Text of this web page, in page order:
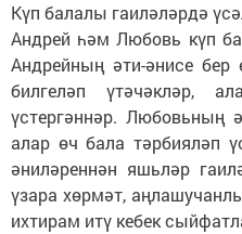
Күп балалы гаиләләрдә
Андрей һәм Любовь күп
Андрейның әти-әнисе
билгеләп үтәчәкләр,
үстергәннәр. Любовьның
алар өч бала тәрбияләп
әниләреннән яшьләр
үзара хөрмәт,
ихтирам итү кебек